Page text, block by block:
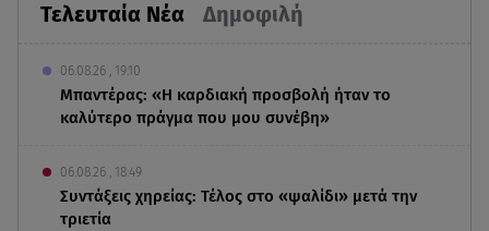
Τελευταία Νέα Δημοφιλή
06.08.26 , 19:10
Μπαντέρας: «Η καρδιακή προσβολή ήταν το
καλύτερο πράγμα που μου συνέβη»
06.08.26 , 18:49
Συντάξεις χηρείας: Τέλος στο «ψαλίδι» μετά την
τριετία